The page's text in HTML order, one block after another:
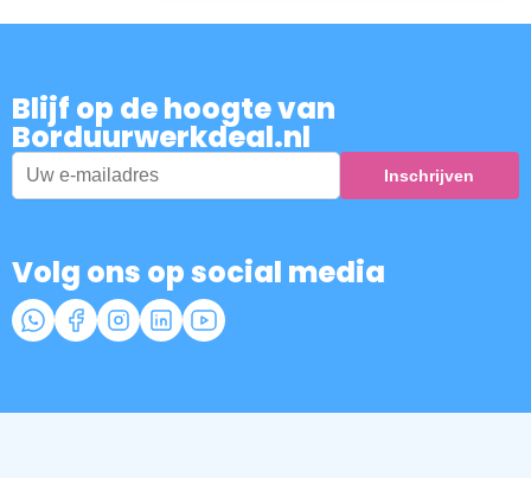
Blijf op de hoogte van
Borduurwerkdeal.nl
Volg ons op social media